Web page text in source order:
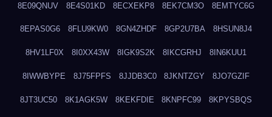
8E09QNUV 8E4S01KD 8ECXEKP8 8EK7CM3O 8EMTYC6G
8EPAS0G6 8FLU9KW0 8GN4ZHDF 8GP2U7BA 8HSUN8J4
8HV1LF0X 8I0XX43W 8IGK9S2K 8IKCGRHJ 8IN6KUU1
8IWWBYPE 8J75FPFS 8JJDB3C0 8JKNTZGY 8JO7GZIF
8JT3UC50 8K1AGK5W 8KEKFDIE 8KNPFC99 8KPYSBQS